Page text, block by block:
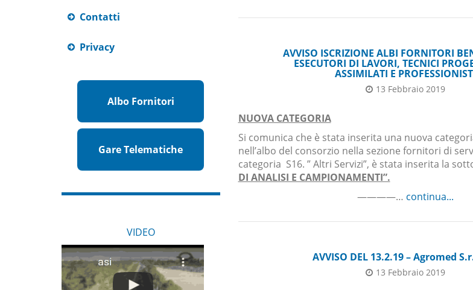
AVVISO ISCRIZIONE ALBI FORNITORI
ESECUTORI DI LAVORI, TECNICI
ASSIMILATI E
13 Febbraio 2019
NUOVA CATEGORIA
Si comunica che è stata inserita una nuova
nell’albo del consorzio nella sezione fornitori di
categoria S16. ” Altri Servizi”, è stata inserita la
DI ANALISI E CAMPIONAMENTI”.
————… continua...
AVVISO DEL 13.2.19 – Agromed
13 Febbraio 2019
Contatti
Privacy
Albo Fornitori
Gare Telematiche
VIDEO